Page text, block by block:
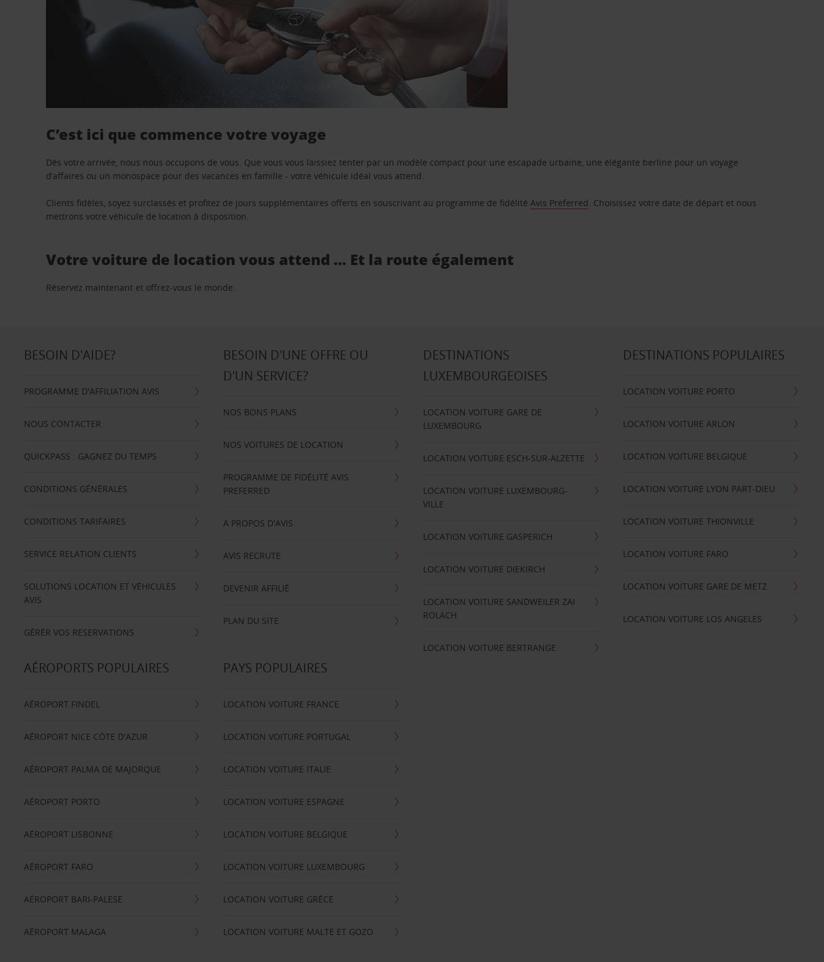
C’est ici que commence votre voyage
Dès votre arrivée, nous nous occupons de vous. Que vous vous laissiez tenter par un modèle compact pour une escapade urbaine, une élégante berline pour un voyage
d’affaires ou un monospace pour des vacances en famille - votre véhicule idéal vous attend.
Clients fidèles, soyez surclassés et profitez de jours supplémentaires offerts en souscrivant au programme de fidélitéAvis Preferred. Choisissez votre date de départ et nous
mettrons votre véhicule de location à disposition.
Votre voiture de location vous attend … Et la route également
Réservez maintenant et offrez-vous le monde.
BESOIN D'AIDE?
PROGRAMME D'AFFILIATION AVIS
NOUS CONTACTER
QUICKPASS : GAGNEZ DU TEMPS
CONDITIONS GÉNÉRALES
CONDITIONS TARIFAIRES
SERVICE RELATION CLIENTS
SOLUTIONS LOCATION ET VÉHICULES
AVIS
GÉRÉR VOS RESERVATIONS
BESOIN D'UNE OFFRE OU
D'UN SERVICE?
NOS BONS PLANS
NOS VOITURES DE LOCATION
PROGRAMME DE FIDÉLITÉ AVIS
PREFERRED
A PROPOS D'AVIS
AVIS RECRUTE
DEVENIR AFFILIÉ
PLAN DU SITE
DESTINATIONS
LUXEMBOURGEOISES
LOCATION VOITURE GARE DE
LUXEMBOURG
LOCATION VOITURE ESCH-SUR-ALZETTE
LOCATION VOITURE LUXEMBOURG-
VILLE
LOCATION VOITURE GASPERICH
LOCATION VOITURE DIEKIRCH
LOCATION VOITURE SANDWEILER ZAI
ROLACH
LOCATION VOITURE BERTRANGE
DESTINATIONS POPULAIRES
LOCATION VOITURE PORTO
LOCATION VOITURE ARLON
LOCATION VOITURE BELGIQUE
LOCATION VOITURE LYON PART-DIEU
LOCATION VOITURE THIONVILLE
LOCATION VOITURE FARO
LOCATION VOITURE GARE DE METZ
LOCATION VOITURE LOS ANGELES
AÉROPORTS POPULAIRES
AÉROPORT FINDEL
AÉROPORT NICE CÖTE D'AZUR
AÉROPORT PALMA DE MAJORQUE
AÉROPORT PORTO
AÉROPORT LISBONNE
AÉROPORT FARO
AÉROPORT BARI-PALESE
AÉROPORT MALAGA
PAYS POPULAIRES
LOCATION VOITURE FRANCE
LOCATION VOITURE PORTUGAL
LOCATION VOITURE ITALIE
LOCATION VOITURE ESPAGNE
LOCATION VOITURE BELGIQUE
LOCATION VOITURE LUXEMBOURG
LOCATION VOITURE GRÈCE
LOCATION VOITURE MALTE ET GOZO